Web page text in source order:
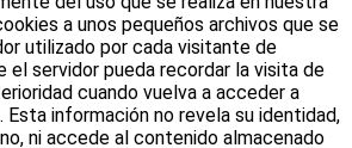
a unos pequeños archivos que se
utilizado por cada visitante de
el servidor pueda recordar la visita de
cuando vuelva a acceder a
información no revela su identidad,
ni accede al contenido almacenado